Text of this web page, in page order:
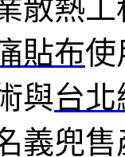
散熱
貼布使
與台
義兜售